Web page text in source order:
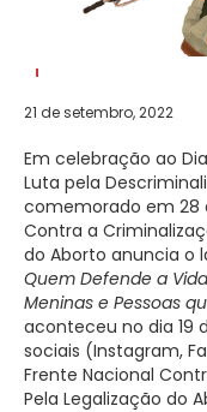
21 de setembro, 2022
Em celebração ao
Luta pela
comemorado em 28
Contra a
do Aborto anuncia o
Quem Defende a
Meninas e Pessoas
aconteceu no dia 19
sociais (Instagram,
Frente Nacional
Pela Legalização do